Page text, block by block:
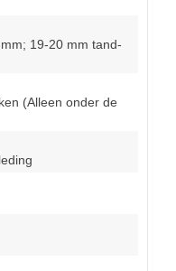
19-20 mm tand-
(Alleen onder de